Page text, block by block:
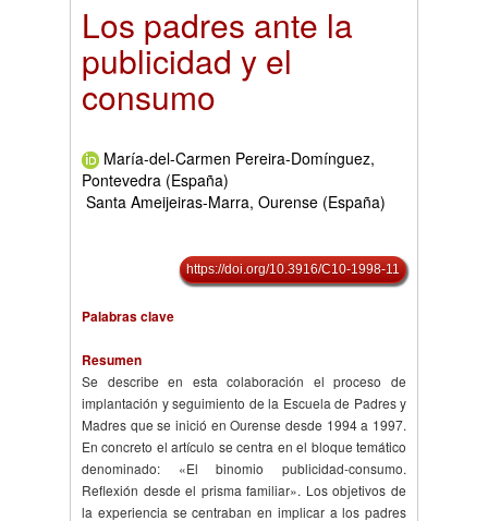
Los padres ante la
publicidad y el
consumo
María-del-Carmen Pereira-Domínguez,
Pontevedra (España)
Santa Ameijeiras-Marra, Ourense (España)
https://doi.org/10.3916/C10-1998-11
Palabras clave
Resumen
Se describe en esta colaboración el proceso de
implantación y seguimiento de la Escuela de Padres y
Madres que se inició en Ourense desde 1994 a 1997.
En concreto el artículo se centra en el bloque temático
denominado: «El binomio publicidad-consumo.
Reflexión desde el prisma familiar». Los objetivos de
la experiencia se centraban en implicar a los padres